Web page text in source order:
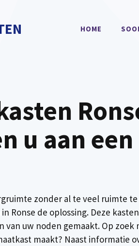
HOME
u aan
zonder al te veel ruimte
Ronse de oplossing. Deze
van uw noden gemaakt. Op zoek
maakt? Naast informatie